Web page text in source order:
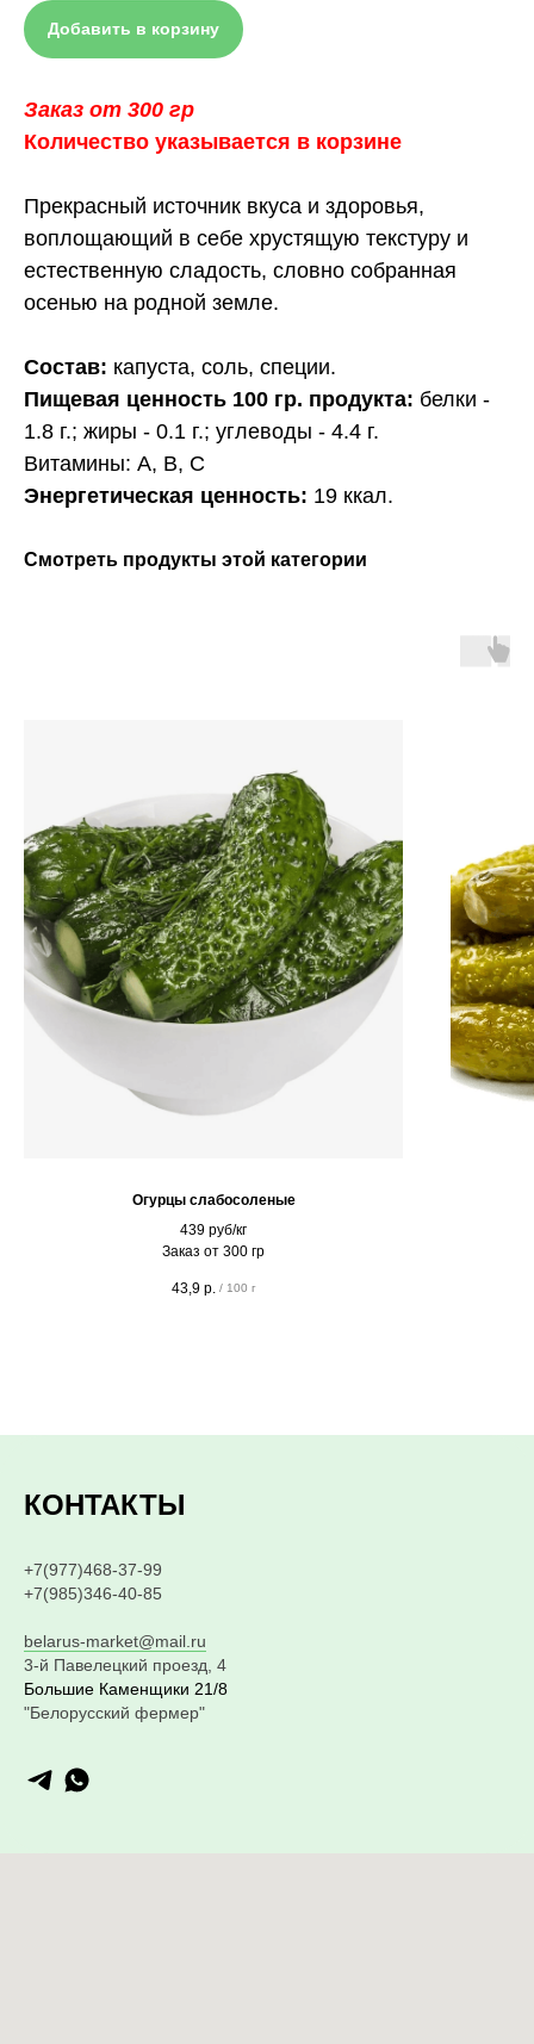
Добавить в корзину
Заказ от 300 гр
Количество указывается в корзине
Прекрасный источник вкуса и здоровья,
воплощающий в себе хрустящую текстуру и
естественную сладость, словно собранная
осенью на родной земле.
Состав: капуста, соль, специи.
Пищевая ценность 100 гр. продукта: белки -
1.8 г.; жиры - 0.1 г.; углеводы - 4.4 г.
Витамины: А, В, С
Энергетическая ценность: 19 ккал.
Смотреть продукты этой категории
Огурцы слабосоленые
439 руб/кг
Заказ от 300 гр
43,9 р. / 100 г
КОНТАКТЫ
+7(977)468-37-99
+7(985)346-40-85
belarus-market@mail.ru
3-й Павелецкий проезд, 4
Большие Каменщики 21/8
"Белорусский фермер"